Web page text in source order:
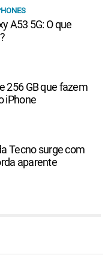
A53 5G: O que
256 GB que fazem
iPhone
Tecno surge com
aparente